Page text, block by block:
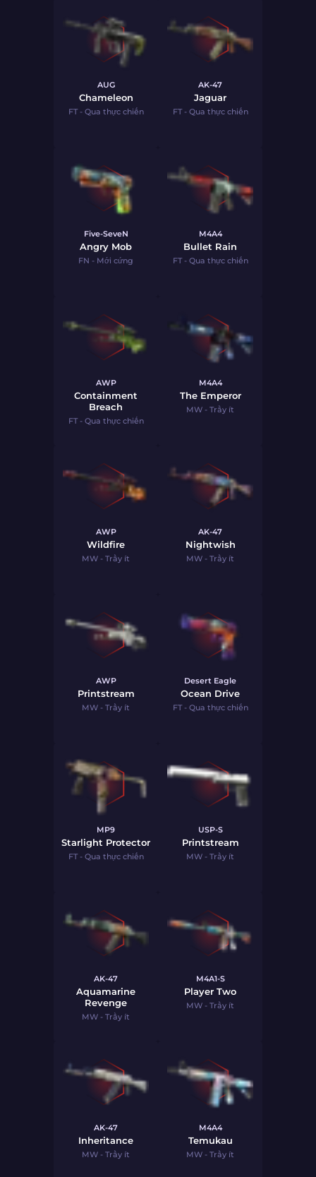
AUG
Chameleon
FT - Qua thực chiến
AK-47
Jaguar
FT - Qua thực chiến
Five-SeveN
Angry Mob
FN - Mới cứng
M4A4
Bullet Rain
FT - Qua thực chiến
AWP
Containment
Breach
FT - Qua thực chiến
M4A4
The Emperor
MW - Trầy ít
AWP
Wildfire
MW - Trầy ít
AK-47
Nightwish
MW - Trầy ít
AWP
Printstream
MW - Trầy ít
Desert Eagle
Ocean Drive
FT - Qua thực chiến
MP9
Starlight Protector
FT - Qua thực chiến
USP-S
Printstream
MW - Trầy ít
AK-47
Aquamarine
Revenge
MW - Trầy ít
M4A1-S
Player Two
MW - Trầy ít
AK-47
Inheritance
MW - Trầy ít
M4A4
Temukau
MW - Trầy ít